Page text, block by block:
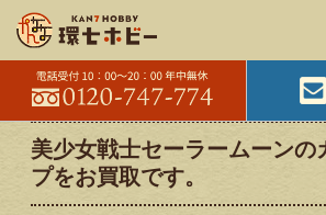
美少女戦士セーラームーンの
プをお買取です。